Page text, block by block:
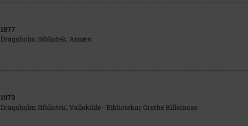
1977
Dragsholm Bibliotek, Asnæs
1973
Dragsholm Bibliotek, Vallekilde - Bibliotekar Grethe Killemose